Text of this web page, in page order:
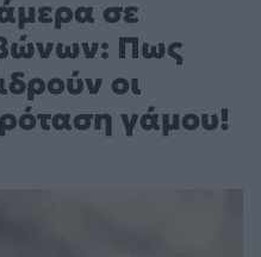
σε
Πως
οι
γάμου!